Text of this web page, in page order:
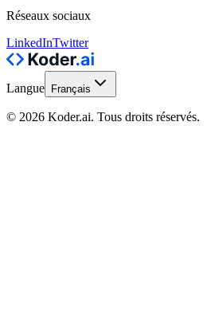
Réseaux sociaux
LinkedInTwitter
Langue Français
© 2026 Koder.ai. Tous droits réservés.